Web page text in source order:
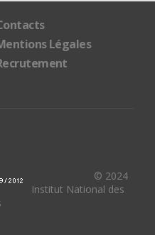
Légales
© 2024
Institut National des